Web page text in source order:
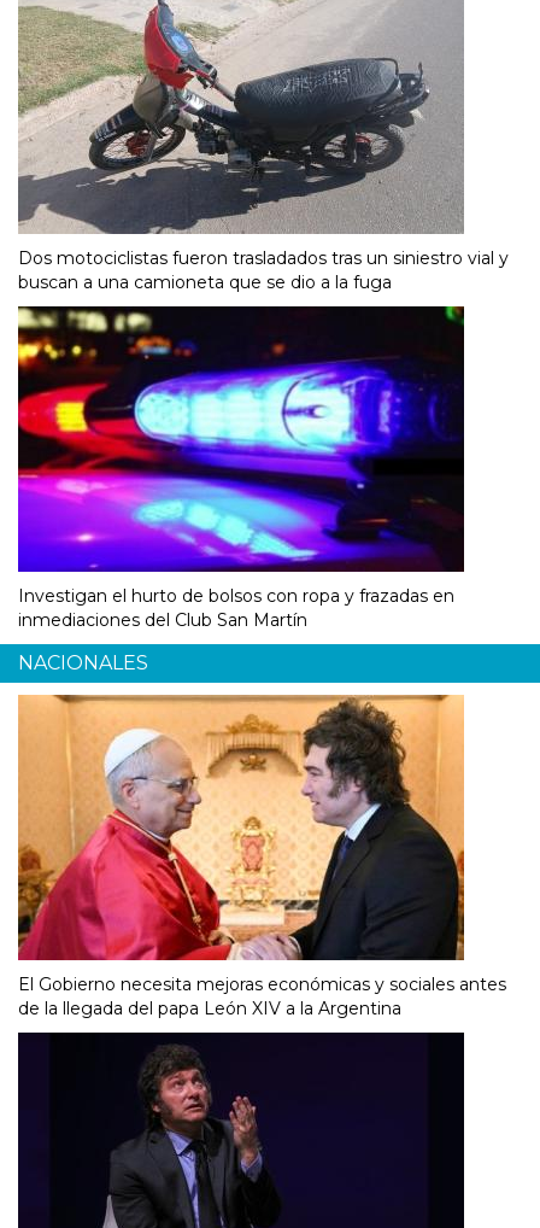
Dos motociclistas fueron trasladados tras un siniestro vial y
buscan a una camioneta que se dio a la fuga
Investigan el hurto de bolsos con ropa y frazadas en
inmediaciones del Club San Martín
NACIONALES
El Gobierno necesita mejoras económicas y sociales antes
de la llegada del papa León XIV a la Argentina